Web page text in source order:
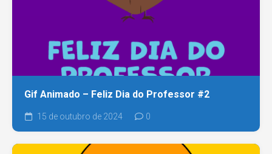
Gif Animado – Feliz Dia do Professor #2
15 de outubro de 2024 0